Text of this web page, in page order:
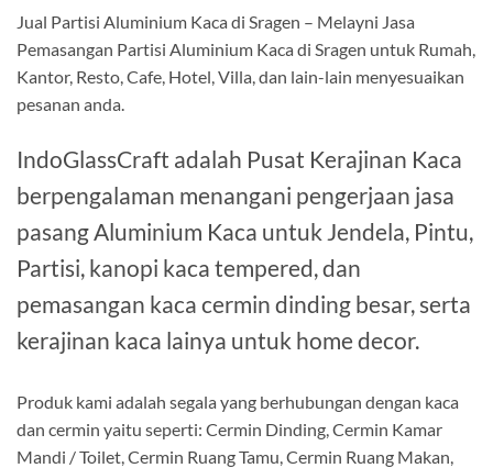
Jual Partisi Aluminium Kaca di Sragen – Melayni Jasa
Pemasangan Partisi Aluminium Kaca di Sragen untuk Rumah,
Kantor, Resto, Cafe, Hotel, Villa, dan lain-lain menyesuaikan
pesanan anda.
IndoGlassCraft adalah Pusat Kerajinan Kaca
berpengalaman menangani pengerjaan jasa
pasang Aluminium Kaca untuk Jendela, Pintu,
Partisi, kanopi kaca tempered, dan
pemasangan kaca cermin dinding besar, serta
kerajinan kaca lainya untuk home decor.
Produk kami adalah segala yang berhubungan dengan kaca
dan cermin yaitu seperti: Cermin Dinding, Cermin Kamar
Mandi / Toilet, Cermin Ruang Tamu, Cermin Ruang Makan,